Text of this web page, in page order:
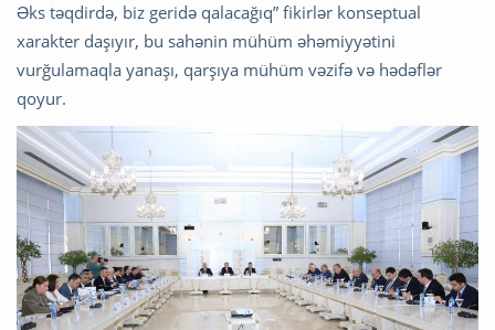
Əks təqdirdə, biz geridə qalacağıq” fikirlər konseptual
xarakter daşıyır, bu sahənin mühüm əhəmiyyətini
vurğulamaqla yanaşı, qarşıya mühüm vəzifə və hədəflər
qoyur.